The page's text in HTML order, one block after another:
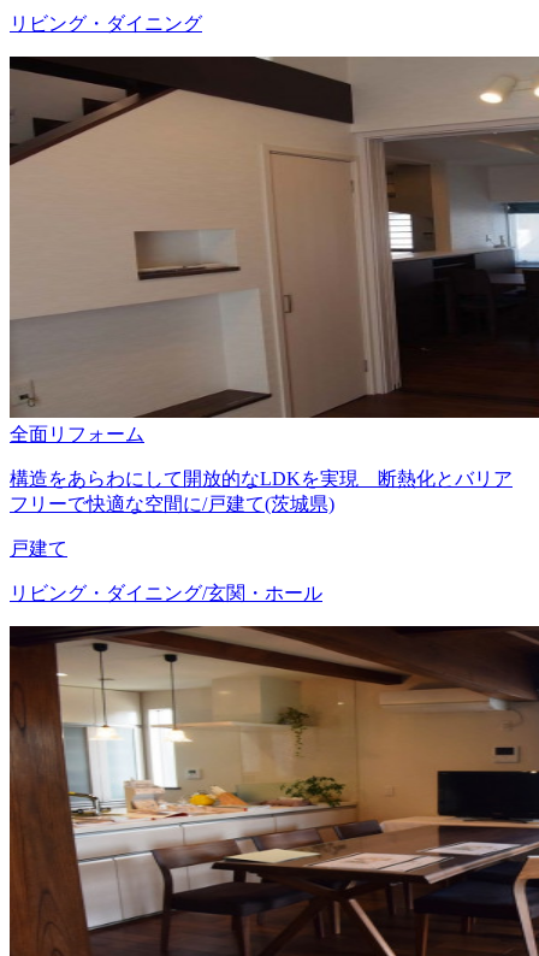
リビング・ダイニング
全面リフォーム
構造をあらわにして開放的なLDKを実現 断熱化とバリア
フリーで快適な空間に/戸建て(茨城県)
戸建て
リビング・ダイニング/玄関・ホール